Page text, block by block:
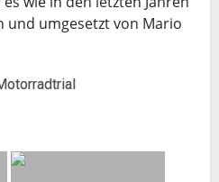
umgesetzt von Mario